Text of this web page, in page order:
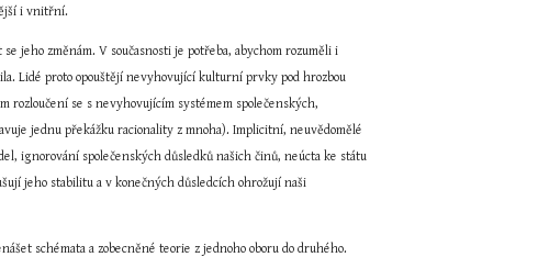
i vnitřní.
jeho změnám. V současnosti je potřeba, abychom rozuměli i
Lidé proto opouštějí nevyhovující kulturní prvky pod hrozbou
rozloučení se s nevyhovujícím systémem společenských,
jednu překážku racionality z mnoha). Implicitní, neuvědomělé
ignorování společenských důsledků našich činů, neúcta ke státu
jeho stabilitu a v konečných důsledcích ohrožují naši
schémata a zobecněné teorie z jednoho oboru do druhého.